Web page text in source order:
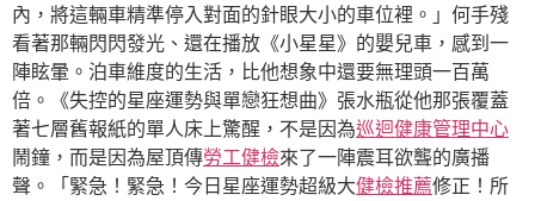
內，將這輛車精準停入對面的針眼大小的車位裡。」何手殘
看著那輛閃閃發光、還在播放《小星星》的嬰兒車，感到一
陣眩暈。泊車維度的生活，比他想象中還要無理頭一百萬
倍。《失控的星座運勢與單戀狂想曲》張水瓶從他那張覆蓋
著七層舊報紙的單人床上驚醒，不是因為巡迴健康管理中心
鬧鐘，而是因為屋頂傳勞工健檢來了一陣震耳欲聾的廣播
聲。「緊急！緊急！今日星座運勢超級大健檢推薦修正！所